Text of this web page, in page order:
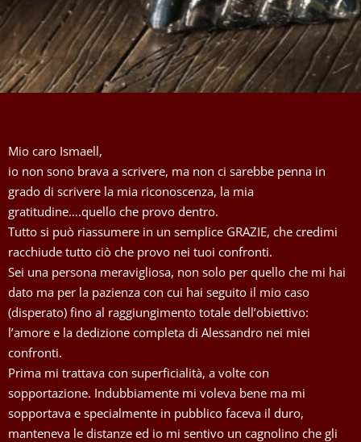
Mio caro Ismaell,
io non sono brava a scrivere, ma non ci sarebbe penna in
grado di scrivere la mia riconoscenza, la mia
gratitudine….quello che provo dentro.
Tutto si può riassumere in un semplice GRAZIE, che credimi
racchiude tutto ciò che provo nei tuoi confronti.
Sei una persona meravigliosa, non solo per quello che mi hai
dato ma per la pazienza con cui hai seguito il mio caso
(disperato) fino al raggiungimento totale dell’obiettivo:
l’amore e la dedizione completa di Alessandro nei miei
confronti.
Prima mi trattava con superficialità, a volte con
sopportazione. Indubbiamente mi voleva bene ma mi
sopportava e specialmente in pubblico faceva il duro,
manteneva le distanze ed io mi sentivo un cagnolino che gli